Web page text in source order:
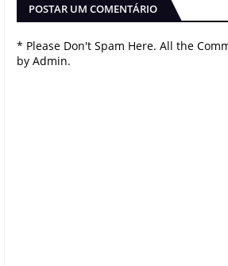
POSTAR UM COMENTÁRIO
* Please Don't Spam Here. All the
by Admin.